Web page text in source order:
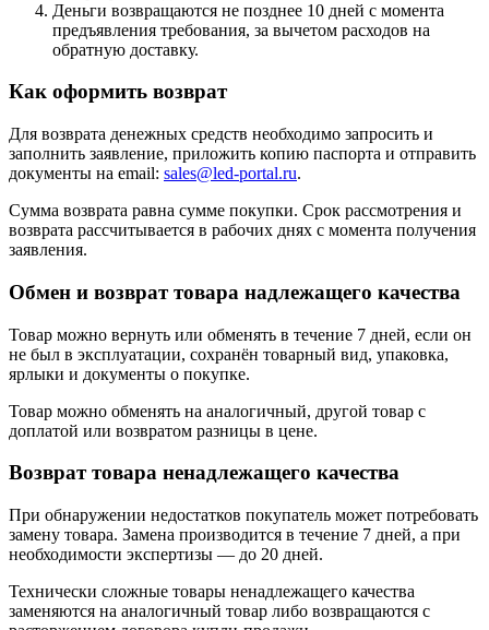
Деньги возвращаются не позднее 10 дней с момента
предъявления требования, за вычетом расходов на
обратную доставку.
Как оформить возврат
Для возврата денежных средств необходимо запросить и
заполнить заявление, приложить копию паспорта и отправить
документы на email: sales@led-portal.ru.
Сумма возврата равна сумме покупки. Срок рассмотрения и
возврата рассчитывается в рабочих днях с момента получения
заявления.
Обмен и возврат товара надлежащего качества
Товар можно вернуть или обменять в течение 7 дней, если он
не был в эксплуатации, сохранён товарный вид, упаковка,
ярлыки и документы о покупке.
Товар можно обменять на аналогичный, другой товар с
доплатой или возвратом разницы в цене.
Возврат товара ненадлежащего качества
При обнаружении недостатков покупатель может потребовать
замену товара. Замена производится в течение 7 дней, а при
необходимости экспертизы — до 20 дней.
Технически сложные товары ненадлежащего качества
заменяются на аналогичный товар либо возвращаются с